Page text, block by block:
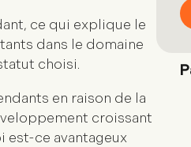
ce qui explique le
dans le domaine
choisi.
en raison de la
croissant
est-ce avantageux